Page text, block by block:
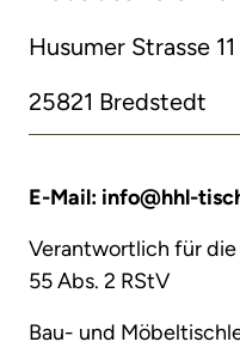
Husumer Strasse 11
25821 Bredstedt
E-Mail: info@hhl-
Verantwortlich für
55 Abs. 2 RStV
Bau- und